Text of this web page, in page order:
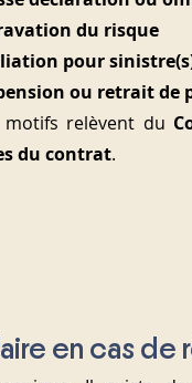
du risque
pour
ou retrait de
motifs relèvent du
du contrat.
en cas de